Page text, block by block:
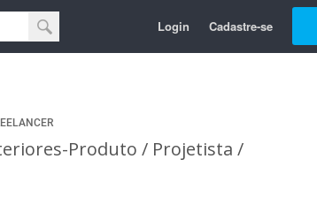
Login Cadastre-se
Produto / Projetista /